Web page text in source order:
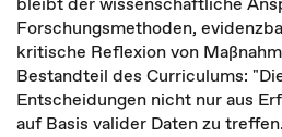
Forschungsmethoden,
kritische Reflexion von
Bestandteil des Curriculums:
Entscheidungen nicht nur aus
auf Basis valider Daten zu